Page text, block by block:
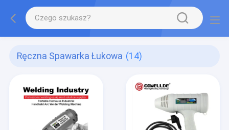
Ręczna Spawarka Łukowa (14)